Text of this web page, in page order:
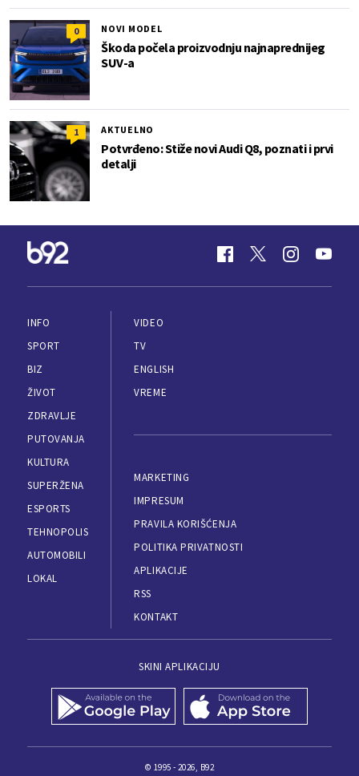
0 NOVI MODEL
Škoda počela proizvodnju najnaprednijeg
SUV-a
1 AKTUELNO
Potvrđeno: Stiže novi Audi Q8, poznati i prvi
detalji
INFO
SPORT
BIZ
ŽIVOT
ZDRAVLJE
PUTOVANJA
KULTURA
SUPERŽENA
ESPORTS
TEHNOPOLIS
AUTOMOBILI
LOKAL
VIDEO
TV
ENGLISH
VREME
MARKETING
IMPRESUM
PRAVILA KORIŠĆENJA
POLITIKA PRIVATNOSTI
APLIKACIJE
RSS
KONTAKT
SKINI APLIKACIJU
© 1995 - 2026, B92